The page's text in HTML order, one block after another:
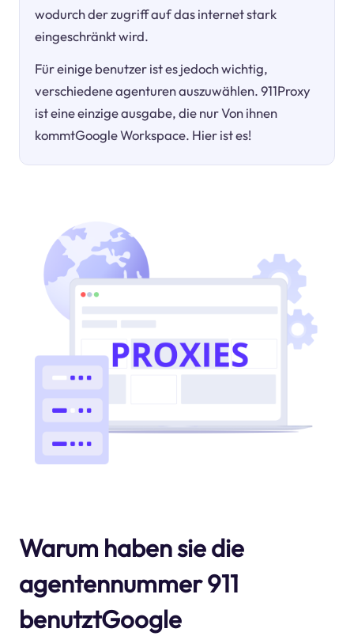
wodurch der zugriff auf das internet stark
eingeschränkt wird.
Für einige benutzer ist es jedoch wichtig,
verschiedene agenturen auszuwählen. 911Proxy
ist eine einzige ausgabe, die nur Von ihnen
kommtGoogle Workspace. Hier ist es!
Warum haben sie die
agentennummer 911
benutztGoogle